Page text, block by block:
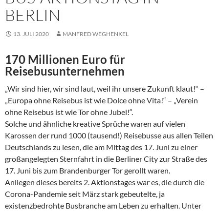
BERLIN
13. JULI 2020 MANFRED WEGHENKEL
170 Millionen Euro für
Reisebusunternehmen
„Wir sind hier, wir sind laut, weil ihr unsere Zukunft klaut!“ –
„Europa ohne Reisebus ist wie Dolce ohne Vita!“ – „Verein
ohne Reisebus ist wie Tor ohne Jubel!“.
Solche und ähnliche kreative Sprüche waren auf vielen
Karossen der rund 1000 (tausend!) Reisebusse aus allen Teilen
Deutschlands zu lesen, die am Mittag des 17. Juni zu einer
großangelegten Sternfahrt in die Berliner City zur Straße des
17. Juni bis zum Brandenburger Tor gerollt waren.
Anliegen dieses bereits 2. Aktionstages war es, die durch die
Corona-Pandemie seit März stark gebeutelte, ja
existenzbedrohte Busbranche am Leben zu erhalten. Unter